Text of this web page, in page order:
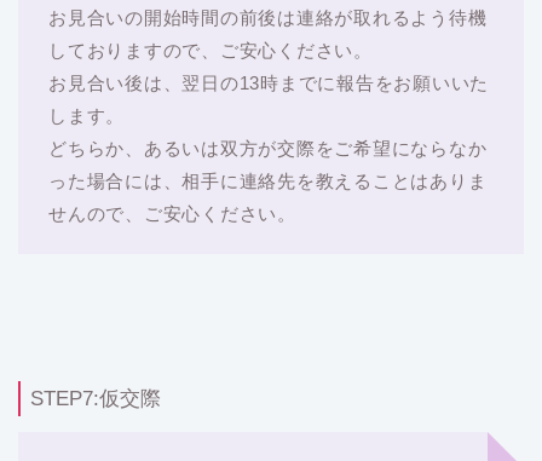
お見合いの開始時間の前後は連絡が取れるよう待機
しておりますので、ご安心ください。
お見合い後は、翌日の13時までに報告をお願いいた
します。
どちらか、あるいは双方が交際をご希望にならなか
った場合には、相手に連絡先を教えることはありま
せんので、ご安心ください。
STEP7:仮交際